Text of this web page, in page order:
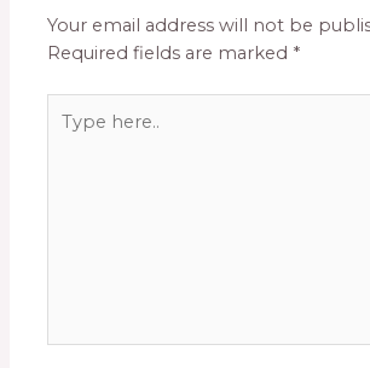
Your email address will not be
Required fields are marked *
here..